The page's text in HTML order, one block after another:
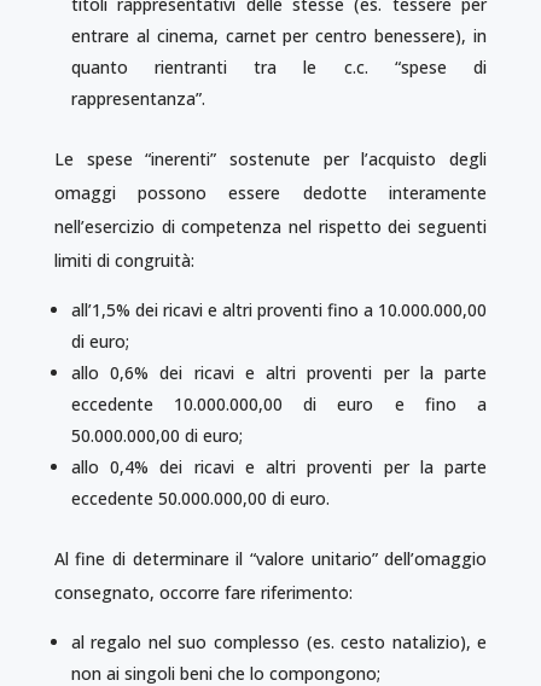
entrare al cinema, carnet per centro benessere), in
quanto rientranti tra le c.c. “spese di
rappresentanza”.
Le spese “inerenti” sostenute per l’acquisto degli
omaggi possono essere dedotte interamente
nell’esercizio di competenza nel rispetto dei seguenti
limiti di congruità:
all’1,5% dei ricavi e altri proventi fino a 10.000.000,00
di euro;
allo 0,6% dei ricavi e altri proventi per la parte
eccedente 10.000.000,00 di euro e fino a
50.000.000,00 di euro;
allo 0,4% dei ricavi e altri proventi per la parte
eccedente 50.000.000,00 di euro.
Al fine di determinare il “valore unitario” dell’omaggio
consegnato, occorre fare riferimento:
al regalo nel suo complesso (es. cesto natalizio), e
non ai singoli beni che lo compongono;